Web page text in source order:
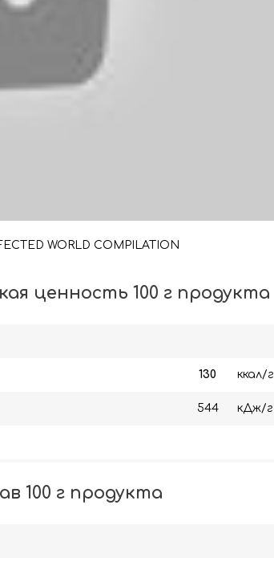
WORLD COMPILATION
ценность 100 г продукта
130 ккал/г
544 кДж/г
100 г продукта